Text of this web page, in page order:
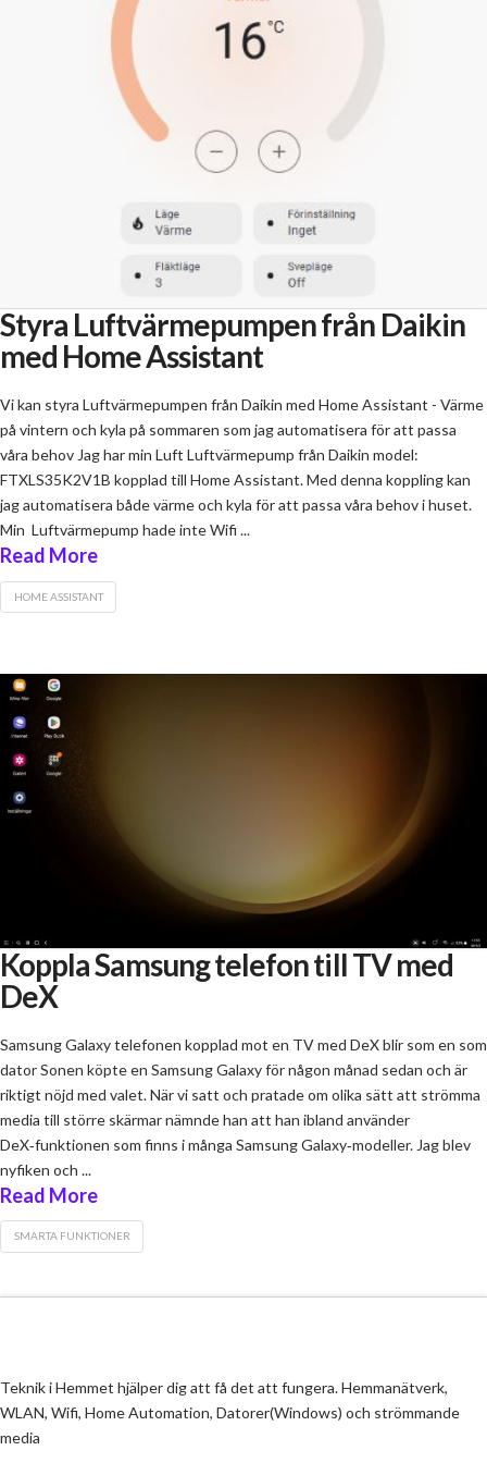
Styra Luftvärmepumpen från Daikin
med Home Assistant
Vi kan styra Luftvärmepumpen från Daikin med Home Assistant - Värme
på vintern och kyla på sommaren som jag automatisera för att passa
våra behov Jag har min Luft Luftvärmepump från Daikin model:
FTXLS35K2V1B kopplad till Home Assistant. Med denna koppling kan
jag automatisera både värme och kyla för att passa våra behov i huset.
Min Luftvärmepump hade inte Wifi ...
Read More
HOME ASSISTANT
Koppla Samsung telefon till TV med
DeX
Samsung Galaxy telefonen kopplad mot en TV med DeX blir som en som
dator Sonen köpte en Samsung Galaxy för någon månad sedan och är
riktigt nöjd med valet. När vi satt och pratade om olika sätt att strömma
media till större skärmar nämnde han att han ibland använder
DeX‑funktionen som finns i många Samsung Galaxy‑modeller. Jag blev
nyfiken och ...
Read More
SMARTA FUNKTIONER
Teknik i Hemmet hjälper dig att få det att fungera. Hemmanätverk,
WLAN, Wifi, Home Automation, Datorer(Windows) och strömmande
media